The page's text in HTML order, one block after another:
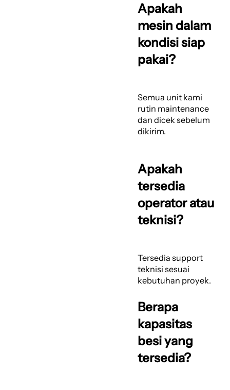
Apakah
mesin dalam
kondisi siap
pakai?
Semua unit kami
rutin maintenance
dan dicek sebelum
dikirim.
Apakah
tersedia
operator atau
teknisi?
Tersedia support
teknisi sesuai
kebutuhan proyek.
Berapa
kapasitas
besi yang
tersedia?